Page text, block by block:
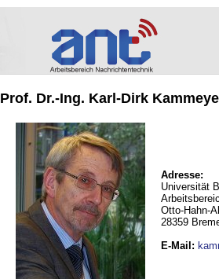
Prof. Dr.-Ing. Karl-Dirk
Adresse:
Universität
Otto-Hahn-
28359
E-Mail :